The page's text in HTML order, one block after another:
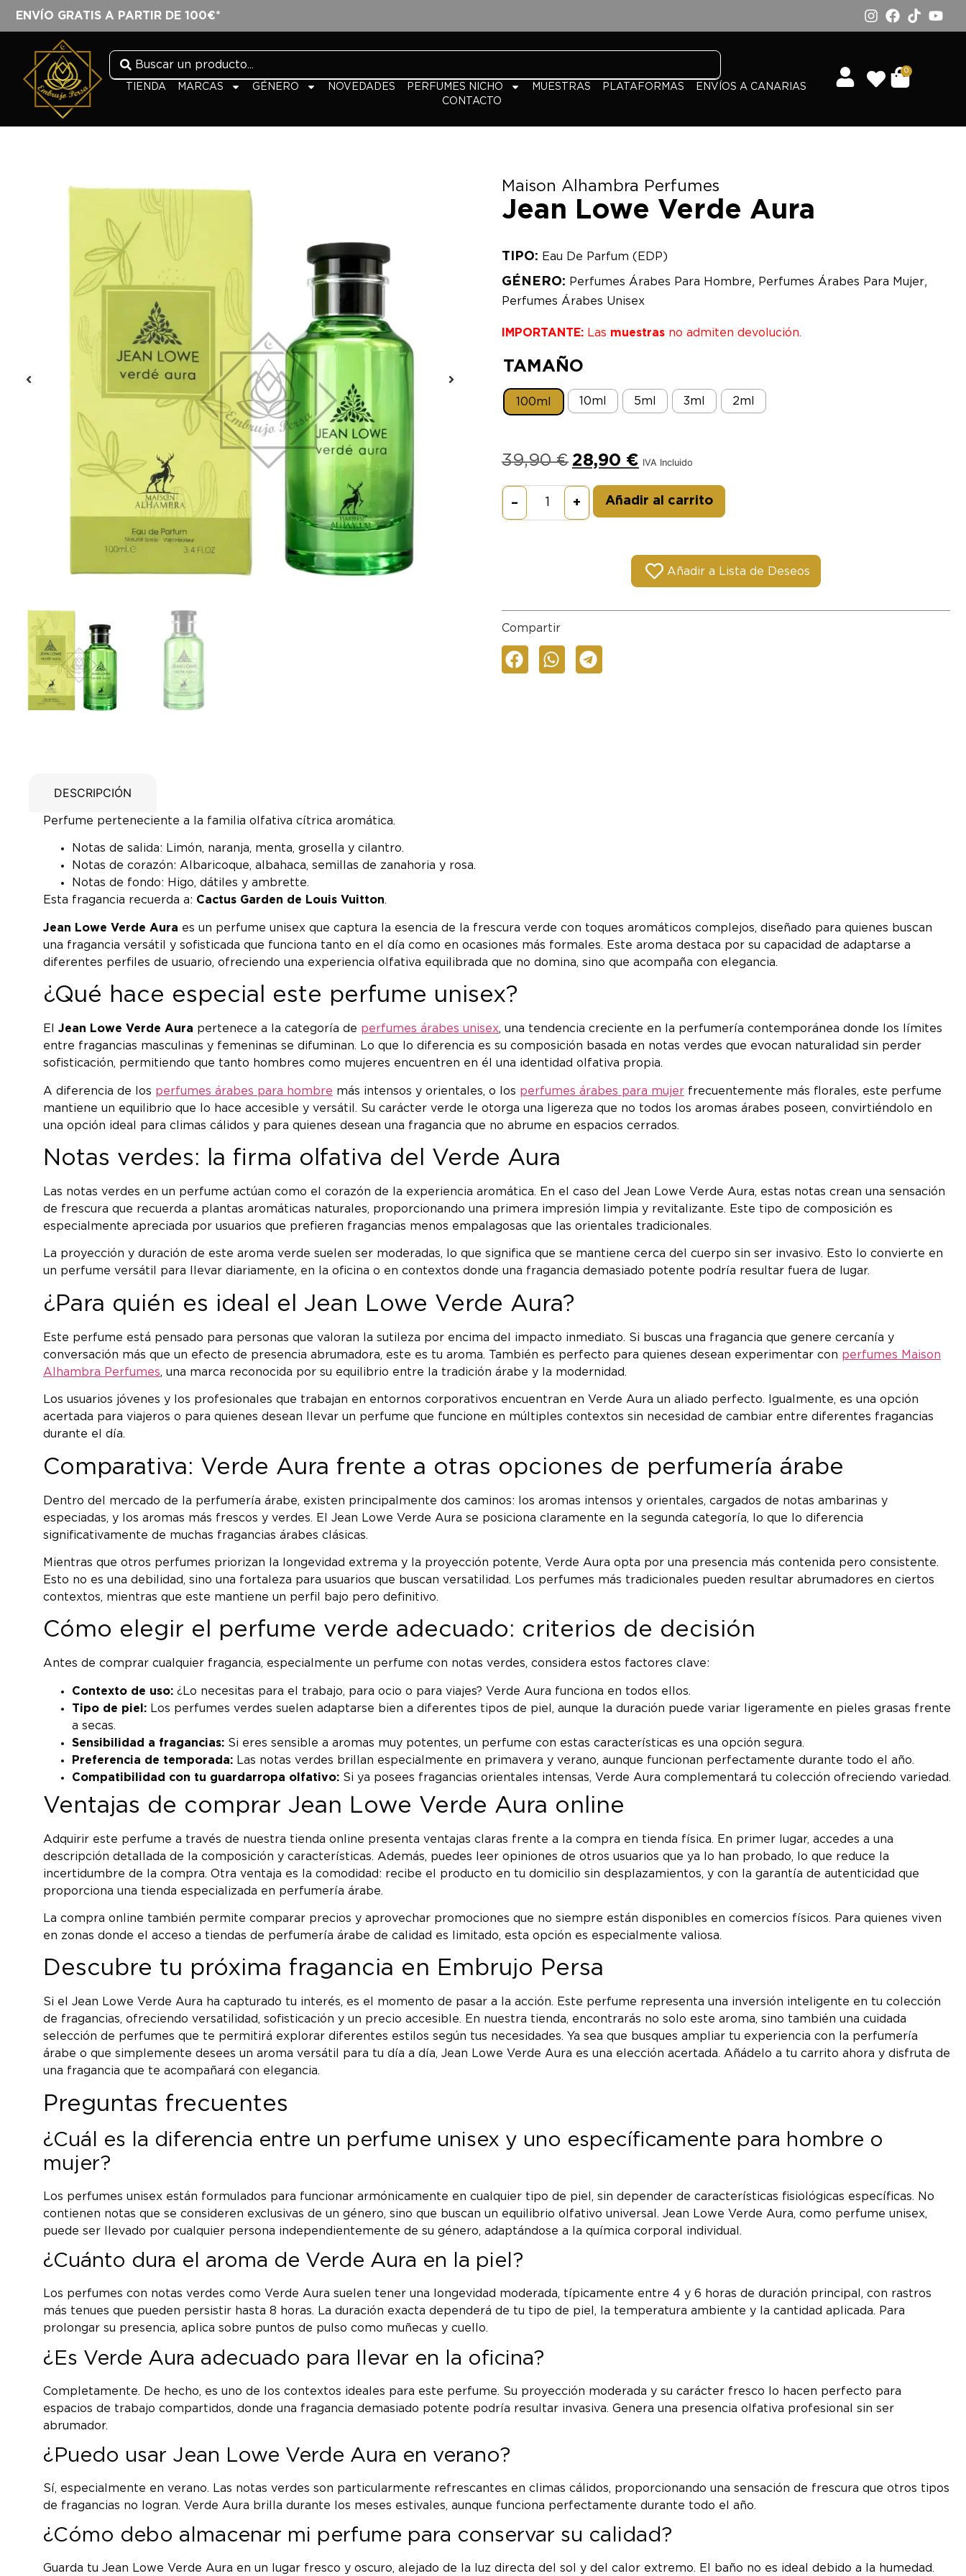
ENVÍO GRATIS A PARTIR DE 100€*
TIENDA MARCAS GÉNERO NOVEDADES PERFUMES NICHO MUESTRAS PLATAFORMAS
ENVÍOS A CANARIAS
CONTACTO
0
Maison Alhambra Perfumes
Jean Lowe Verde Aura
TIPO: Eau De Parfum (EDP)
GÉNERO: Perfumes Árabes Para Hombre, Perfumes Árabes Para Mujer,
Perfumes Árabes Unisex
IMPORTANTE: Las muestras no admiten devolución.
TAMAÑO
100ml 10ml 5ml 3ml 2ml
39,90€ 28,90 € IVA Incluido
– + Añadir al carrito
Añadir a Lista de Deseos
Compartir
DESCRIPCIÓN
Perfume perteneciente a la familia olfativa cítrica aromática.
Notas de salida: Limón, naranja, menta, grosella y cilantro.
Notas de corazón: Albaricoque, albahaca, semillas de zanahoria y rosa.
Notas de fondo: Higo, dátiles y ambrette.
Esta fragancia recuerda a: Cactus Garden de Louis Vuitton.
Jean Lowe Verde Aura es un perfume unisex que captura la esencia de la frescura verde con toques aromáticos complejos, diseñado para quienes buscan
una fragancia versátil y sofisticada que funciona tanto en el día como en ocasiones más formales. Este aroma destaca por su capacidad de adaptarse a
diferentes perfiles de usuario, ofreciendo una experiencia olfativa equilibrada que no domina, sino que acompaña con elegancia.
¿Qué hace especial este perfume unisex?
El Jean Lowe Verde Aura pertenece a la categoría de perfumes árabes unisex, una tendencia creciente en la perfumería contemporánea donde los límites
entre fragancias masculinas y femeninas se difuminan. Lo que lo diferencia es su composición basada en notas verdes que evocan naturalidad sin perder
sofisticación, permitiendo que tanto hombres como mujeres encuentren en él una identidad olfativa propia.
A diferencia de los perfumes árabes para hombre más intensos y orientales, o los perfumes árabes para mujer frecuentemente más florales, este perfume
mantiene un equilibrio que lo hace accesible y versátil. Su carácter verde le otorga una ligereza que no todos los aromas árabes poseen, convirtiéndolo en
una opción ideal para climas cálidos y para quienes desean una fragancia que no abrume en espacios cerrados.
Notas verdes: la firma olfativa del Verde Aura
Las notas verdes en un perfume actúan como el corazón de la experiencia aromática. En el caso del Jean Lowe Verde Aura, estas notas crean una sensación
de frescura que recuerda a plantas aromáticas naturales, proporcionando una primera impresión limpia y revitalizante. Este tipo de composición es
especialmente apreciada por usuarios que prefieren fragancias menos empalagosas que las orientales tradicionales.
La proyección y duración de este aroma verde suelen ser moderadas, lo que significa que se mantiene cerca del cuerpo sin ser invasivo. Esto lo convierte en
un perfume versátil para llevar diariamente, en la oficina o en contextos donde una fragancia demasiado potente podría resultar fuera de lugar.
¿Para quién es ideal el Jean Lowe Verde Aura?
Este perfume está pensado para personas que valoran la sutileza por encima del impacto inmediato. Si buscas una fragancia que genere cercanía y
conversación más que un efecto de presencia abrumadora, este es tu aroma. También es perfecto para quienes desean experimentar con perfumes Maison
Alhambra Perfumes, una marca reconocida por su equilibrio entre la tradición árabe y la modernidad.
Los usuarios jóvenes y los profesionales que trabajan en entornos corporativos encuentran en Verde Aura un aliado perfecto. Igualmente, es una opción
acertada para viajeros o para quienes desean llevar un perfume que funcione en múltiples contextos sin necesidad de cambiar entre diferentes fragancias
durante el día.
Comparativa: Verde Aura frente a otras opciones de perfumería árabe
Dentro del mercado de la perfumería árabe, existen principalmente dos caminos: los aromas intensos y orientales, cargados de notas ambarinas y
especiadas, y los aromas más frescos y verdes. El Jean Lowe Verde Aura se posiciona claramente en la segunda categoría, lo que lo diferencia
significativamente de muchas fragancias árabes clásicas.
Mientras que otros perfumes priorizan la longevidad extrema y la proyección potente, Verde Aura opta por una presencia más contenida pero consistente.
Esto no es una debilidad, sino una fortaleza para usuarios que buscan versatilidad. Los perfumes más tradicionales pueden resultar abrumadores en ciertos
contextos, mientras que este mantiene un perfil bajo pero definitivo.
Cómo elegir el perfume verde adecuado: criterios de decisión
Antes de comprar cualquier fragancia, especialmente un perfume con notas verdes, considera estos factores clave:
Contexto de uso: ¿Lo necesitas para el trabajo, para ocio o para viajes? Verde Aura funciona en todos ellos.
Tipo de piel: Los perfumes verdes suelen adaptarse bien a diferentes tipos de piel, aunque la duración puede variar ligeramente en pieles grasas frente
a secas.
Sensibilidad a fragancias: Si eres sensible a aromas muy potentes, un perfume con estas características es una opción segura.
Preferencia de temporada: Las notas verdes brillan especialmente en primavera y verano, aunque funcionan perfectamente durante todo el año.
Compatibilidad con tu guardarropa olfativo: Si ya posees fragancias orientales intensas, Verde Aura complementará tu colección ofreciendo variedad.
Ventajas de comprar Jean Lowe Verde Aura online
Adquirir este perfume a través de nuestra tienda online presenta ventajas claras frente a la compra en tienda física. En primer lugar, accedes a una
descripción detallada de la composición y características. Además, puedes leer opiniones de otros usuarios que ya lo han probado, lo que reduce la
incertidumbre de la compra. Otra ventaja es la comodidad: recibe el producto en tu domicilio sin desplazamientos, y con la garantía de autenticidad que
proporciona una tienda especializada en perfumería árabe.
La compra online también permite comparar precios y aprovechar promociones que no siempre están disponibles en comercios físicos. Para quienes viven
en zonas donde el acceso a tiendas de perfumería árabe de calidad es limitado, esta opción es especialmente valiosa.
Descubre tu próxima fragancia en Embrujo Persa
Si el Jean Lowe Verde Aura ha capturado tu interés, es el momento de pasar a la acción. Este perfume representa una inversión inteligente en tu colección
de fragancias, ofreciendo versatilidad, sofisticación y un precio accesible. En nuestra tienda, encontrarás no solo este aroma, sino también una cuidada
selección de perfumes que te permitirá explorar diferentes estilos según tus necesidades. Ya sea que busques ampliar tu experiencia con la perfumería
árabe o que simplemente desees un aroma versátil para tu día a día, Jean Lowe Verde Aura es una elección acertada. Añádelo a tu carrito ahora y disfruta de
una fragancia que te acompañará con elegancia.
Preguntas frecuentes
¿Cuál es la diferencia entre un perfume unisex y uno específicamente para hombre o
mujer?
Los perfumes unisex están formulados para funcionar armónicamente en cualquier tipo de piel, sin depender de características fisiológicas específicas. No
contienen notas que se consideren exclusivas de un género, sino que buscan un equilibrio olfativo universal. Jean Lowe Verde Aura, como perfume unisex,
puede ser llevado por cualquier persona independientemente de su género, adaptándose a la química corporal individual.
¿Cuánto dura el aroma de Verde Aura en la piel?
Los perfumes con notas verdes como Verde Aura suelen tener una longevidad moderada, típicamente entre 4 y 6 horas de duración principal, con rastros
más tenues que pueden persistir hasta 8 horas. La duración exacta dependerá de tu tipo de piel, la temperatura ambiente y la cantidad aplicada. Para
prolongar su presencia, aplica sobre puntos de pulso como muñecas y cuello.
¿Es Verde Aura adecuado para llevar en la oficina?
Completamente. De hecho, es uno de los contextos ideales para este perfume. Su proyección moderada y su carácter fresco lo hacen perfecto para
espacios de trabajo compartidos, donde una fragancia demasiado potente podría resultar invasiva. Genera una presencia olfativa profesional sin ser
abrumador.
¿Puedo usar Jean Lowe Verde Aura en verano?
Sí, especialmente en verano. Las notas verdes son particularmente refrescantes en climas cálidos, proporcionando una sensación de frescura que otros tipos
de fragancias no logran. Verde Aura brilla durante los meses estivales, aunque funciona perfectamente durante todo el año.
¿Cómo debo almacenar mi perfume para conservar su calidad?
Guarda tu Jean Lowe Verde Aura en un lugar fresco y oscuro, alejado de la luz directa del sol y del calor extremo. El baño no es ideal debido a la humedad.